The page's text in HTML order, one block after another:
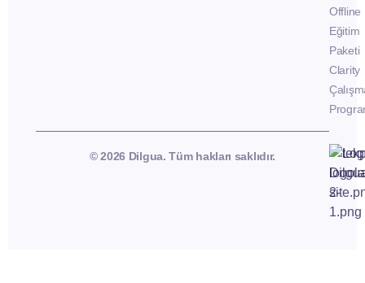
Offline
Eğitim
Paketi
Clarity
© 2026 Dilgua. Tüm hakları saklıdır.